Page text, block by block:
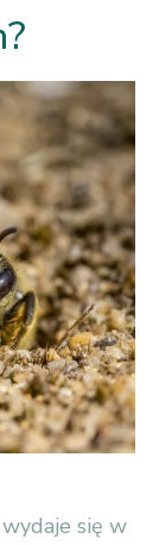
się w